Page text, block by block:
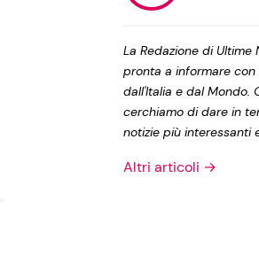
Privacy Policy
La Redazione di Ultime
pronta a informare con
dall'Italia e dal Mondo.
cerchiamo di dare in
notizie più interessanti
Altri articoli →